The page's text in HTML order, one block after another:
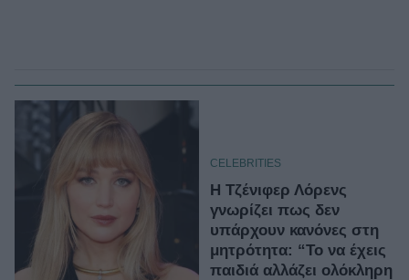
CELEBRITIES
Η Τζένιφερ Λόρενς
γνωρίζει πως δεν
υπάρχουν κανόνες στη
μητρότητα: “Το να έχεις
παιδιά αλλάζει ολόκληρη